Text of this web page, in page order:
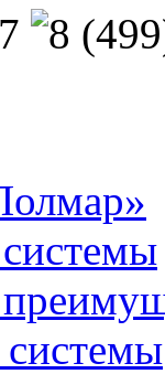
системы